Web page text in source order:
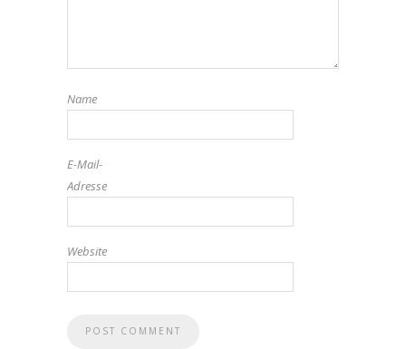
Name
E-Mail-
Adresse
Website